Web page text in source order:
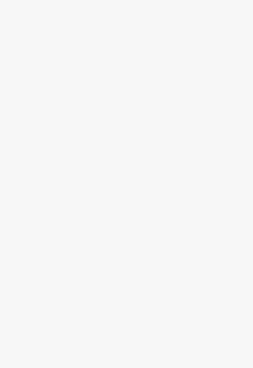
podejmowaniu decyzji, w tym również